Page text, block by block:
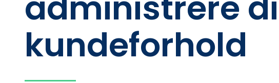
kundeforhold